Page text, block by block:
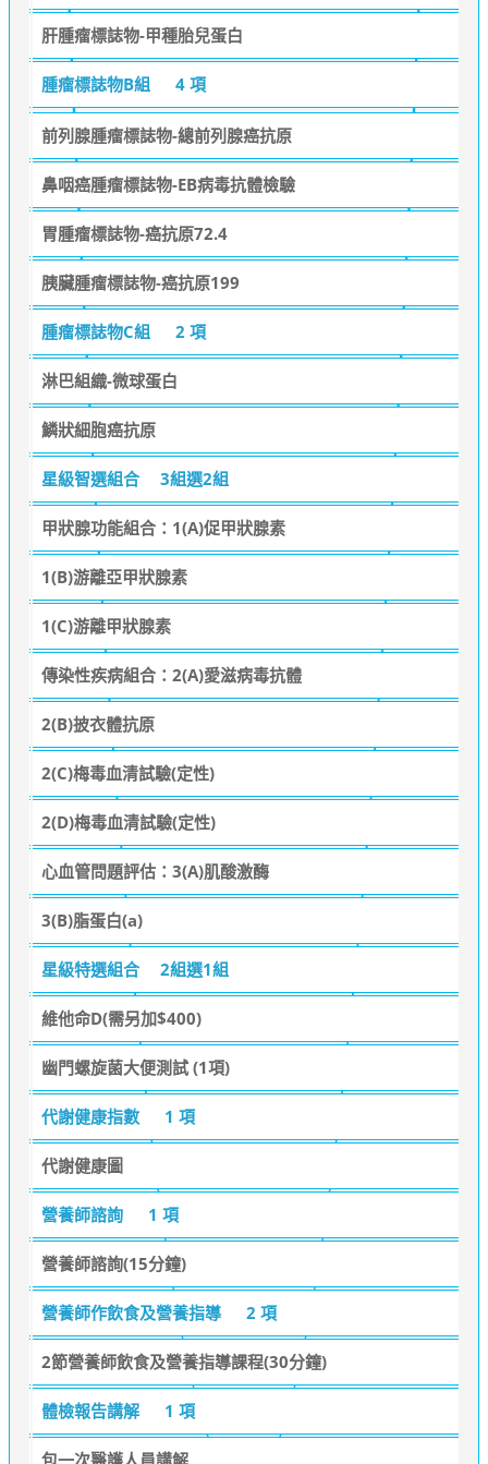
肝腫瘤標誌物-甲種胎兒蛋白
腫瘤標誌物B組 4 項
前列腺腫瘤標誌物-總前列腺癌抗原
鼻咽癌腫瘤標誌物-EB病毒抗體檢驗
胃腫瘤標誌物-癌抗原72.4
胰臟腫瘤標誌物-癌抗原199
腫瘤標誌物C組 2 項
淋巴組織-微球蛋白
鱗狀細胞癌抗原
星級智選組合 3組選2組
甲狀腺功能組合：1(A)促甲狀腺素
1(B)游離亞甲狀腺素
1(C)游離甲狀腺素
傳染性疾病組合：2(A)愛滋病毒抗體
2(B)披衣體抗原
2(C)梅毒血清試驗(定性)
2(D)梅毒血清試驗(定性)
心血管問題評估：3(A)肌酸激酶
3(B)脂蛋白(a)
星級特選組合 2組選1組
維他命D(需另加$400)
幽門螺旋菌大便測試 (1項)
代謝健康指數 1 項
代謝健康圖
營養師諮詢 1 項
營養師諮詢(15分鐘)
營養師作飲食及營養指導 2 項
2節營養師飲食及營養指導課程(30分鐘)
體檢報告講解 1 項
包一次醫護人員講解